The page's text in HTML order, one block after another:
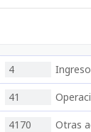
4
41
4170
Otras